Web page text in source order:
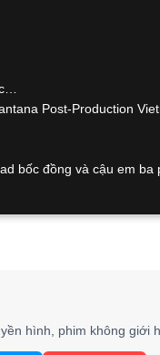
Post-Production
bốc đồng và cậu em
hình, phim không giới